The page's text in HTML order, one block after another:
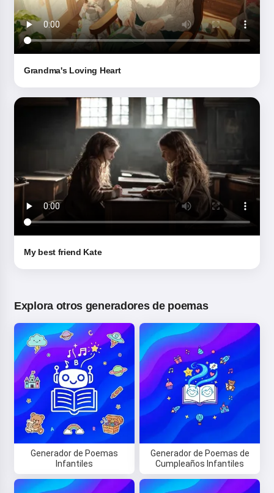
Grandma's Loving Heart
My best friend Kate
Explora otros generadores de poemas
Generador de Poemas
Infantiles
Generador de Poemas de
Cumpleaños Infantiles